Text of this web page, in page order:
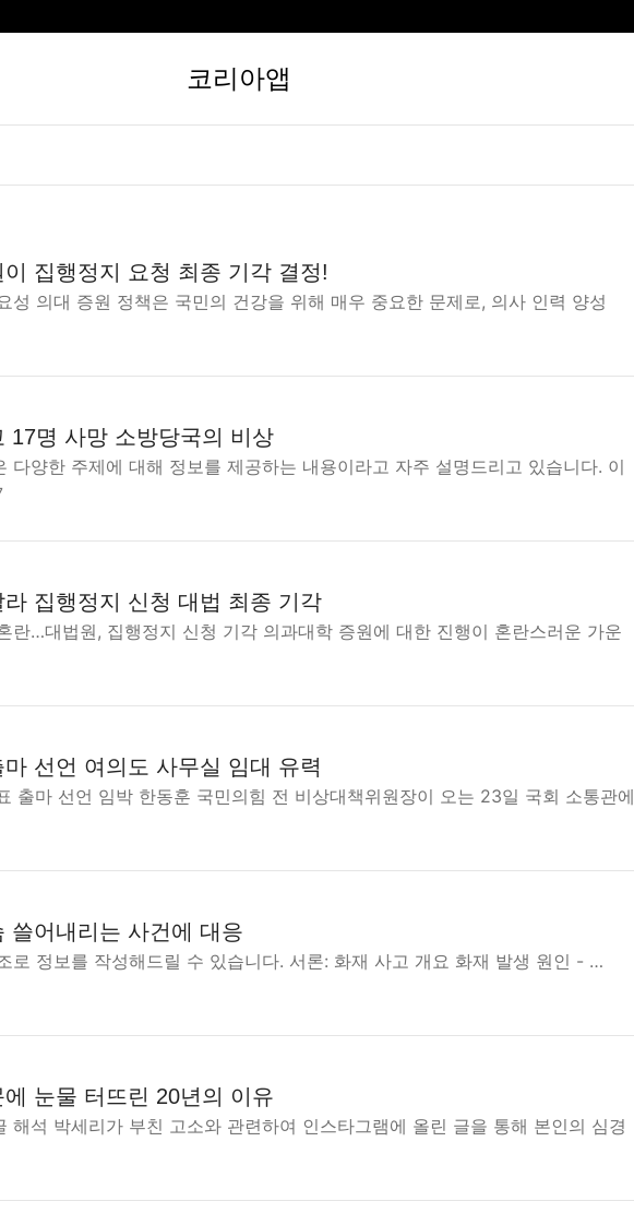
코리아앱
집행정지 요청 최종 기각 결정!
성 의대 증원 정책은 국민의 건강을 위해 매우 중요한 문제로, 의사 인력 양성
17명 사망 소방당국의 비상
다양한 주제에 대해 정보를 제공하는 내용이라고 자주 설명드리고 있습니다. 이
집행정지 신청 대법 최종 기각
란…대법원, 집행정지 신청 기각 의과대학 증원에 대한 진행이 혼란스러운 가운
선언 여의도 사무실 임대 유력
출마 선언 임박 한동훈 국민의힘 전 비상대책위원장이 오는 23일 국회 소통관에
쓸어내리는 사건에 대응
로 정보를 작성해드릴 수 있습니다. 서론: 화재 사고 개요 화재 발생 원인 - …
눈물 터뜨린 20년의 이유
해석 박세리가 부친 고소와 관련하여 인스타그램에 올린 글을 통해 본인의 심경